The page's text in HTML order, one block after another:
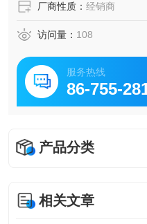
厂商性质： 经销商
访问量： 108
服务热线
86-755-
产品分类
相关文章